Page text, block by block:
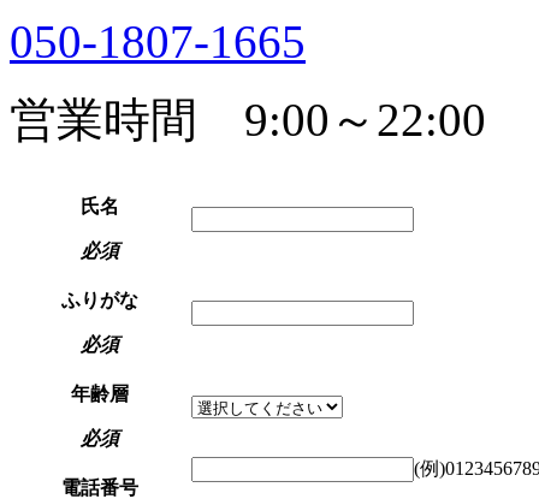
050-1807-1665
営業時間 9:00～22:00
氏名
必須
ふりがな
必須
年齢層
必須
電話番号
(例